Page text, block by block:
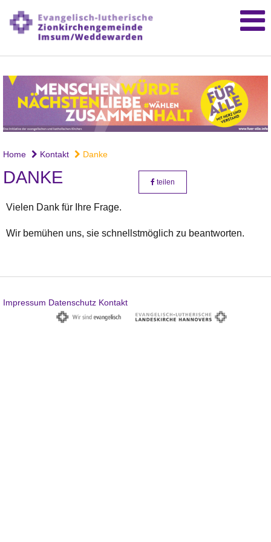
Home Kontakt Danke
DANKE teilen
Vielen Dank für Ihre Frage.
Wir bemühen uns, sie schnellstmöglich zu beantworten.
Impressum Datenschutz Kontakt